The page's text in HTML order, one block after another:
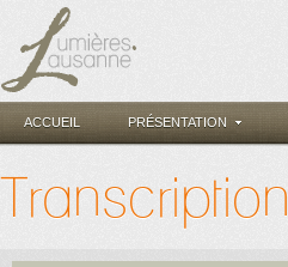
ACCUEIL PRÉSENTATION
Transcription